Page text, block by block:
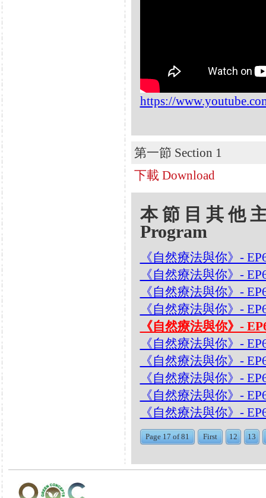
https://
第一節 Section 1
下載 Download
本節目其他
Program
《自然療法與你》-
《自然療法與你》-
《自然療法與你》-
《自然療法與你》-
《自然療法與你》-
《自然療法與你》-
《自然療法與你》-
《自然療法與你》-
《自然療法與你》-
《自然療法與你》-
Page 17 of 81 First 12 13